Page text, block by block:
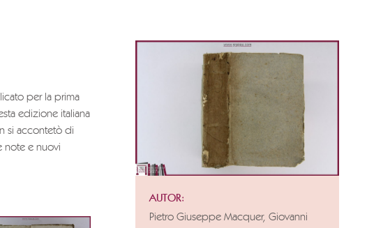
AUTOR:
Pietro Giuseppe Macquer, Giovanni
per la prima
edizione italiana
si accontetò di
note e nuovi